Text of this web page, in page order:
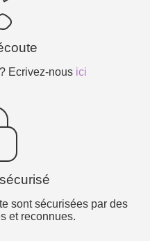
Ecrivez-nous ici
sont sécurisées par des
et reconnues.